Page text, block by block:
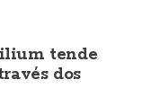
tende
dos